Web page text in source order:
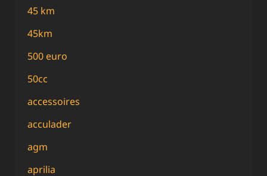
45 km
45km
500 euro
50cc
accessoires
acculader
agm
aprilia